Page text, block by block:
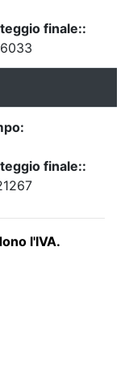
finale::
finale::
l'IVA.